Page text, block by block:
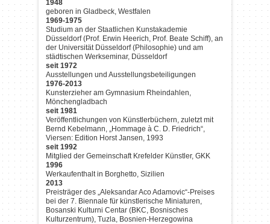
1948
geboren in Gladbeck, Westfalen
1969-1975
Studium an der Staatlichen Kunstakademie
Düsseldorf (Prof. Erwin Heerich, Prof. Beate Schiff), an
der Universität Düsseldorf (Philosophie) und am
städtischen Werkseminar, Düsseldorf
seit 1972
Ausstellungen und Ausstellungsbeteiligungen
1976-2013
Kunsterzieher am Gymnasium Rheindahlen,
Mönchengladbach
seit 1981
Veröffentlichungen von Künstlerbüchern, zuletzt mit
Bernd Kebelmann, „Hommage à C. D. Friedrich“,
Viersen: Edition Horst Jansen, 1993
seit 1992
Mitglied der Gemeinschaft Krefelder Künstler, GKK
1996
Werkaufenthalt in Borghetto, Sizilien
2013
Preisträger des „Aleksandar Aco Adamovic“-Preises
bei der 7. Biennale für künstlerische Miniaturen,
Bosanski Kulturni Centar (BKC, Bosnisches
Kulturzentrum), Tuzla, Bosnien-Herzegowina